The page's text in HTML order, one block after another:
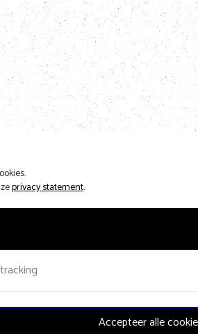
privacy statement.
en aangepaste voorkeuren worden verzameld.
Accepteer alle